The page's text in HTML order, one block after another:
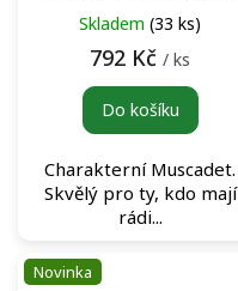
Skladem (33 ks)
792 Kč / ks
Do košíku
Charakterní Muscadet.
Skvělý pro ty, kdo mají
rádi...
Novinka